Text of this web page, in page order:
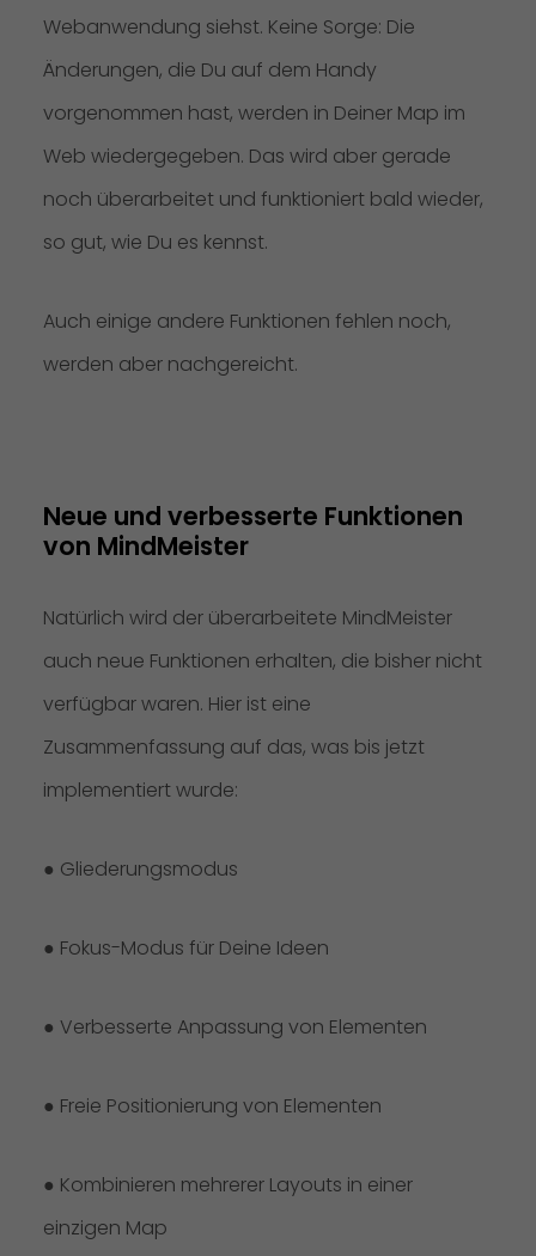
Webanwendung siehst. Keine Sorge: Die
Änderungen, die Du auf dem Handy
vorgenommen hast, werden in Deiner Map im
Web wiedergegeben. Das wird aber gerade
noch überarbeitet und funktioniert bald wieder,
so gut, wie Du es kennst.
Auch einige andere Funktionen fehlen noch,
werden aber nachgereicht.
Neue und verbesserte Funktionen
von MindMeister
Natürlich wird der überarbeitete MindMeister
auch neue Funktionen erhalten, die bisher nicht
verfügbar waren. Hier ist eine
Zusammenfassung auf das, was bis jetzt
implementiert wurde:
● Gliederungsmodus
● Fokus-Modus für Deine Ideen
● Verbesserte Anpassung von Elementen
● Freie Positionierung von Elementen
● Kombinieren mehrerer Layouts in einer
einzigen Map